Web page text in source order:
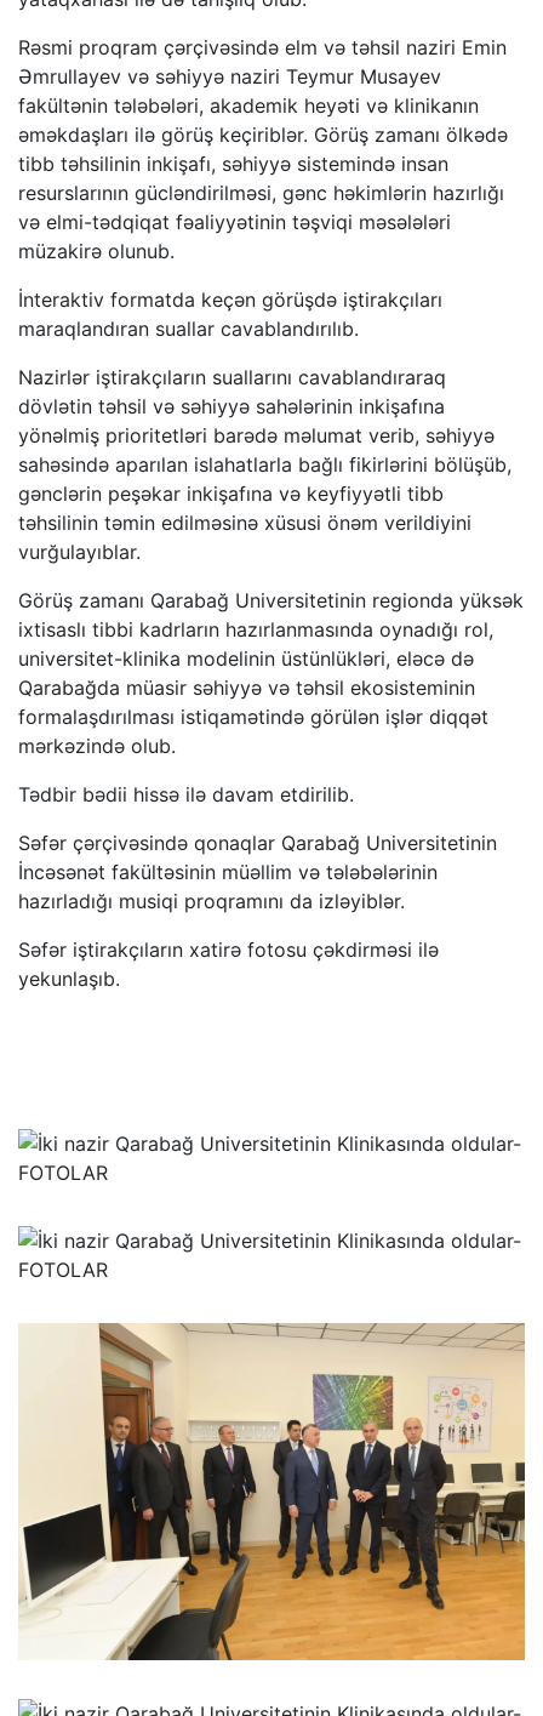
Rəsmi proqram çərçivəsində elm və təhsil naziri Emin
Əmrullayev və səhiyyə naziri Teymur Musayev
fakültənin tələbələri, akademik heyəti və klinikanın
əməkdaşları ilə görüş keçiriblər. Görüş zamanı ölkədə
tibb təhsilinin inkişafı, səhiyyə sistemində insan
resurslarının gücləndirilməsi, gənc həkimlərin hazırlığı
və elmi-tədqiqat fəaliyyətinin təşviqi məsələləri
müzakirə olunub.
İnteraktiv formatda keçən görüşdə iştirakçıları
maraqlandıran suallar cavablandırılıb.
Nazirlər iştirakçıların suallarını cavablandıraraq
dövlətin təhsil və səhiyyə sahələrinin inkişafına
yönəlmiş prioritetləri barədə məlumat verib, səhiyyə
sahəsində aparılan islahatlarla bağlı fikirlərini bölüşüb,
gənclərin peşəkar inkişafına və keyfiyyətli tibb
təhsilinin təmin edilməsinə xüsusi önəm verildiyini
vurğulayıblar.
Görüş zamanı Qarabağ Universitetinin regionda yüksək
ixtisaslı tibbi kadrların hazırlanmasında oynadığı rol,
universitet-klinika modelinin üstünlükləri, eləcə də
Qarabağda müasir səhiyyə və təhsil ekosisteminin
formalaşdırılması istiqamətində görülən işlər diqqət
mərkəzində olub.
Tədbir bədii hissə ilə davam etdirilib.
Səfər çərçivəsində qonaqlar Qarabağ Universitetinin
İncəsənət fakültəsinin müəllim və tələbələrinin
hazırladığı musiqi proqramını da izləyiblər.
Səfər iştirakçıların xatirə fotosu çəkdirməsi ilə
yekunlaşıb.